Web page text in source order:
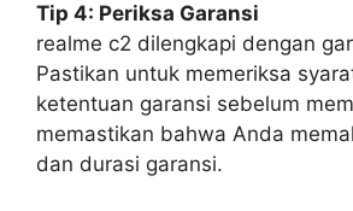
Tip 4: Periksa Garansi
realme c2 dilengkapi dengan
Pastikan untuk memeriksa
ketentuan garansi sebelum
memastikan bahwa Anda
dan durasi garansi.